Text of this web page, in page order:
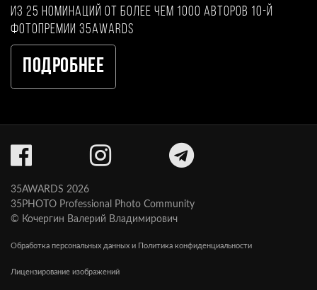
из 25 номинаций от более чем 1000 авторов 10-й
фотопремии 35AWARDS
Подробнее
35AWARDS 2026
35PHOTO Professional Photo Community
© Кочергин Валерий Владимирович
Обработка персональных данных и Политика конфиденциальности
Лицензирование изображений